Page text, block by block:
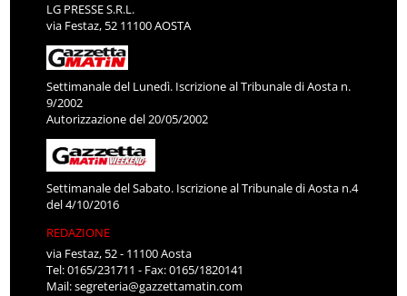
LG PRESSE S.R.L.
via Festaz, 52 11100 AOSTA
Settimanale del Lunedì. Iscrizione al Tribunale di Aosta n.
9/2002
Autorizzazione del 20/05/2002
Settimanale del Sabato. Iscrizione al Tribunale di Aosta n.4
del 4/10/2016
REDAZIONE
via Festaz, 52 - 11100 Aosta
Tel: 0165/231711 - Fax: 0165/1820141
Mail:segreteria@gazzettamatin.com